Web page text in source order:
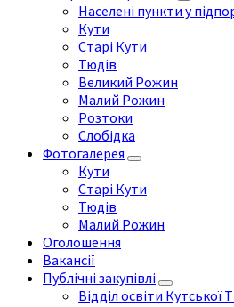
Населені пункти у
Кути
Старі Кути
Тюдів
Великий Рожин
Малий Рожин
Розтоки
Слобідка
Фотогалерея
Кути
Старі Кути
Тюдів
Малий Рожин
Оголошення
Вакансії
Публічні закупівлі
Відділ освіти Кутської